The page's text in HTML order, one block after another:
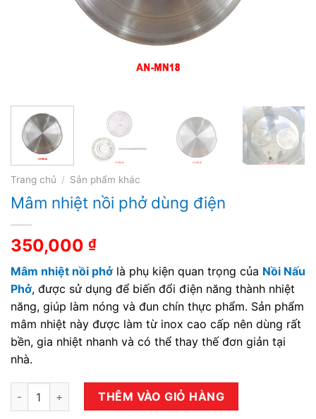
Trang chủ / Sản phẩm khác
Mâm nhiệt nồi phở dùng điện
350,000 ₫
Mâm nhiệt nồi phở là phụ kiện quan trọng của Nồi Nấu
Phở, được sử dụng để biến đổi điện năng thành nhiệt
năng, giúp làm nóng và đun chín thực phẩm. Sản phẩm
mâm nhiệt này được làm từ inox cao cấp nên dùng rất
bền, gia nhiệt nhanh và có thể thay thế đơn giản tại
nhà.
Mâm nhiệt nồi phở dùng điện số lượng
THÊM VÀO GIỎ HÀNG